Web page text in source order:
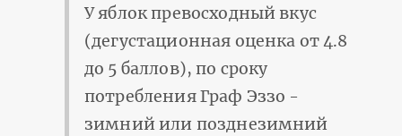
У яблок превосходный вкус
(дегустационная оценка от 4.8
до 5 баллов), по сроку
потребления Граф Эззо -
зимний или позднезимний